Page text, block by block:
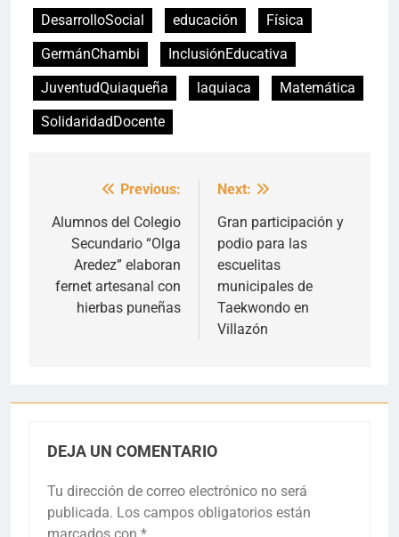
DesarrolloSocial educación
Física
GermánChambi
InclusiónEducativa
JuventudQuiaqueña
laquiaca
Matemática
SolidaridadDocente
Navegación
de
entradas
Previous:
Alumnos del Colegio
Secundario “Olga
Aredez” elaboran
fernet artesanal con
hierbas puneñas
Next:
Gran participación y
podio para las
escuelitas
municipales de
Taekwondo en
Villazón
DEJA UN COMENTARIO
Tu dirección de correo electrónico no será
publicada. Los campos obligatorios están